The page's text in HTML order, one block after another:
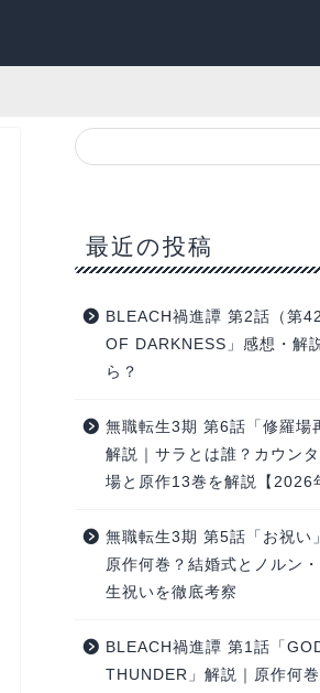
最近の投稿
BLEACH禍進譚 第2話（第
OF DARKNESS」感想・解
ら？
無職転生3期 第6話「修羅場
解説｜サラとは誰？カウン
場と原作13巻を解説【2026
無職転生3期 第5話「お祝い
原作何巻？結婚式とノルン
生祝いを徹底考察
BLEACH禍進譚 第1話「
THUNDER」解説｜原作何